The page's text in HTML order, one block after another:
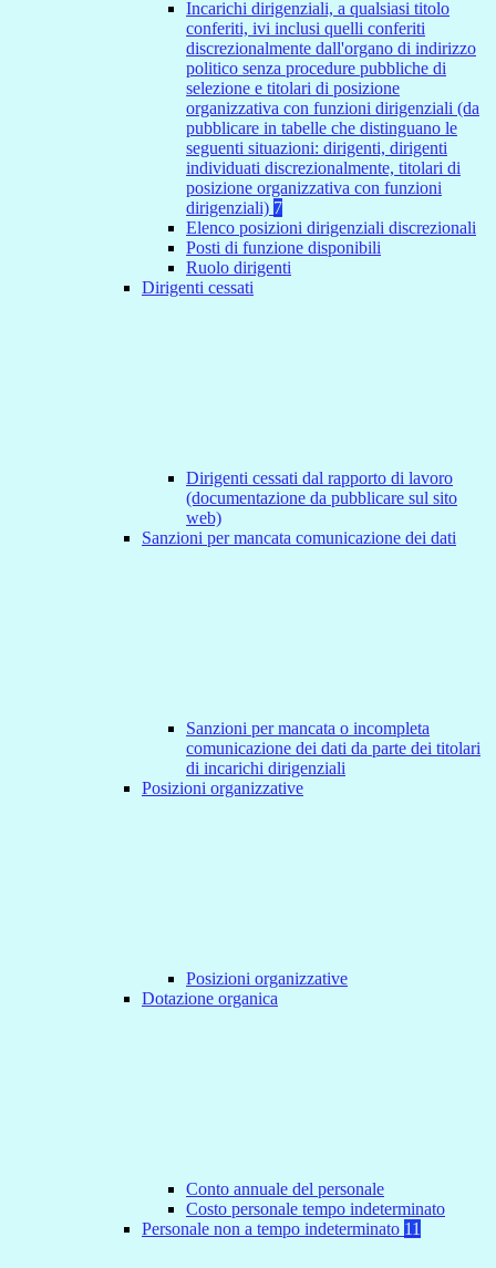
Incarichi dirigenziali, a qualsiasi titolo
conferiti, ivi inclusi quelli conferiti
discrezionalmente dall'organo di indirizzo
politico senza procedure pubbliche di
selezione e titolari di posizione
organizzativa con funzioni dirigenziali (da
pubblicare in tabelle che distinguano le
seguenti situazioni: dirigenti, dirigenti
individuati discrezionalmente, titolari di
posizione organizzativa con funzioni
dirigenziali) 7
Elenco posizioni dirigenziali discrezionali
Posti di funzione disponibili
Ruolo dirigenti
Dirigenti cessati
Dirigenti cessati dal rapporto di lavoro
(documentazione da pubblicare sul sito
web)
Sanzioni per mancata comunicazione dei dati
Sanzioni per mancata o incompleta
comunicazione dei dati da parte dei titolari
di incarichi dirigenziali
Posizioni organizzative
Posizioni organizzative
Dotazione organica
Conto annuale del personale
Costo personale tempo indeterminato
Personale non a tempo indeterminato 11